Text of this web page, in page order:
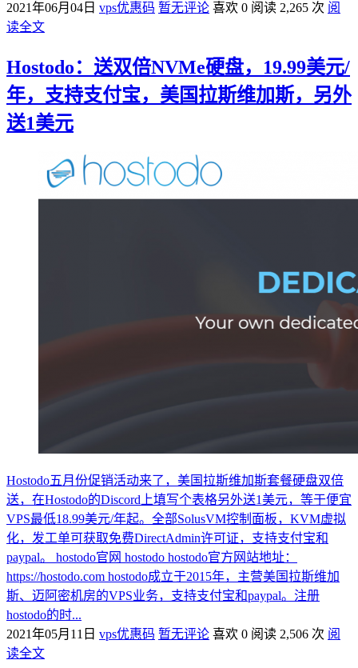
2021年06月04日 vps优惠码 暂无评论 喜欢 0 阅读 2,265 次 阅
读全文
Hostodo：送双倍NVMe硬盘，19.99美元/
年，支持支付宝，美国拉斯维加斯，另外
送1美元
Hostodo五月份促销活动来了，美国拉斯维加斯套餐硬盘双倍
送，在Hostodo的Discord上填写个表格另外送1美元，等于便宜
VPS最低18.99美元/年起。全部SolusVM控制面板，KVM虚拟
化，发工单可获取免费DirectAdmin许可证，支持支付宝和
paypal。 hostodo官网 hostodo hostodo官方网站地址：
https://hostodo.com hostodo成立于2015年，主营美国拉斯维加
斯、迈阿密机房的VPS业务，支持支付宝和paypal。注册
hostodo的时...
2021年05月11日 vps优惠码 暂无评论 喜欢 0 阅读 2,506 次 阅
读全文